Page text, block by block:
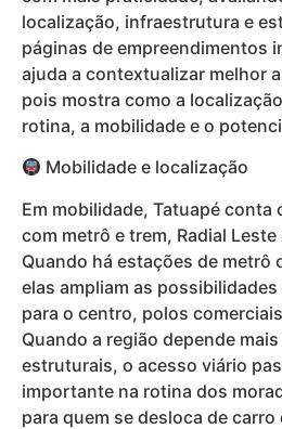
localização, infraestrutura e
páginas de empreendimentos
ajuda a contextualizar melhor
pois mostra como a
rotina, a mobilidade e o
Mobilidade e localização
Em mobilidade, Tatuapé conta
com metrô e trem, Radial
Quando há estações de metrô
elas ampliam as
para o centro, polos
Quando a região depende
estruturais, o acesso viário
importante na rotina dos
para quem se desloca de